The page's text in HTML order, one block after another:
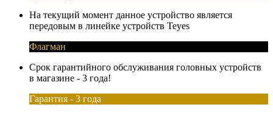
На текущий момент данное устройство является
передовым в линейке устройств Teyes
Флагман
Срок гарантийного обслуживания головных устройств
в магазине - 3 года!
Гарантия - 3 года